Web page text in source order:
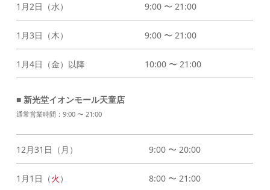
1月2日（水） 9:00 〜 21:00
1月3日（木） 9:00 〜 21:00
1月4日（金）以降 10:00 〜 21:00
■ 新光堂イオンモール天童店
通常営業時間：9:00 〜 21:00
12月31日（月） 9:00 〜 20:00
1月1日（火 ） 8:00 〜 21:00